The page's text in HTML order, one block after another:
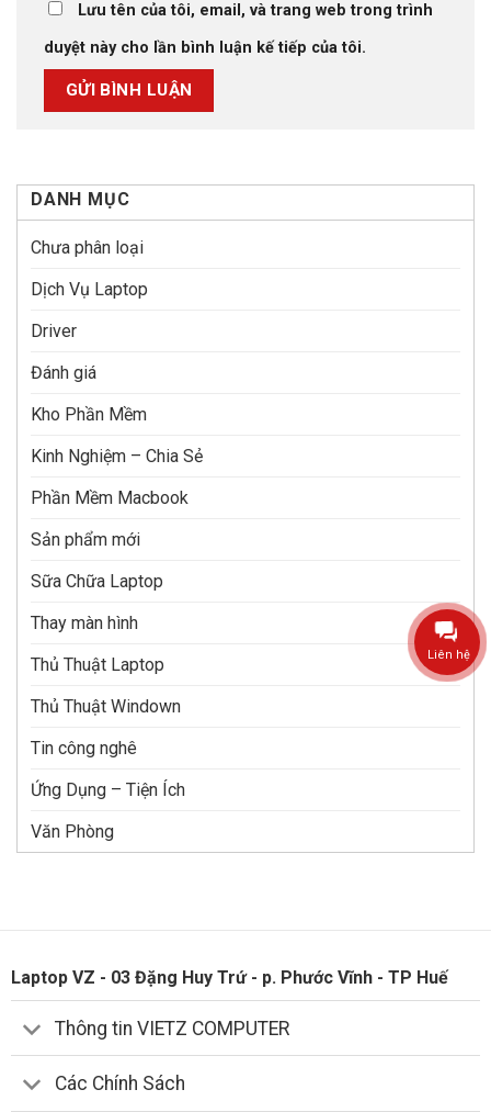
Lưu tên của tôi, email, và trang web trong trình
duyệt này cho lần bình luận kế tiếp của tôi.
DANH MỤC
Chưa phân loại
Dịch Vụ Laptop
Driver
Đánh giá
Kho Phần Mềm
Kinh Nghiệm – Chia Sẻ
Phần Mềm Macbook
Sản phẩm mới
Sữa Chữa Laptop
Thay màn hình
Thủ Thuật Laptop
Thủ Thuật Windown
Tin công nghê
Ứng Dụng – Tiện Ích
Văn Phòng
Laptop VZ - 03 Đặng Huy Trứ - p. Phước Vĩnh - TP Huế
Thông tin VIETZ COMPUTER
Các Chính Sách
Liên hệ